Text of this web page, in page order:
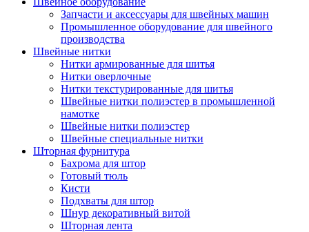
Запчасти и аксессуары для швейных машин
Промышленное оборудование для швейного
производства
Швейные нитки
Нитки армированные для шитья
Нитки оверлочные
Нитки текстурированные для шитья
Швейные нитки полиэстер в промышленной
намотке
Швейные нитки полиэстер
Швейные специальные нитки
Шторная фурнитура
Бахрома для штор
Готовый тюль
Кисти
Подхваты для штор
Шнур декоративный витой
Шторная лента